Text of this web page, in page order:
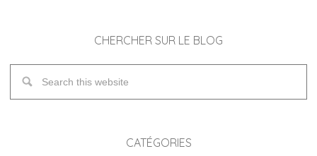
CHERCHER SUR LE BLOG
CATÉGORIES